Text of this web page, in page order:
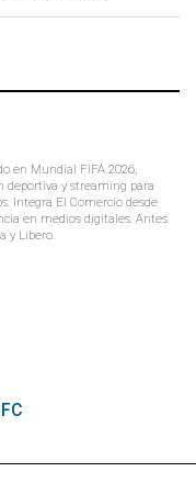
en Mundial FIFA 2026,
deportiva y streaming para
Integra El Comercio desde
en medios digitales. Antes
y Líbero.